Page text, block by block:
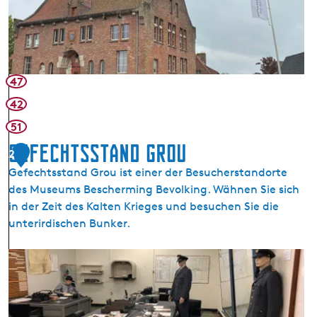
e
u
m
H
e
r
t
f
a
n
F
r
y
s
l
â
n
47
42
51
2
Gefechtsstand Grou
Gefechtsstand Grou ist einer der Besucherstandorte
des Museums Bescherming Bevolking. Wähnen Sie sich
in der Zeit des Kalten Krieges und besuchen Sie die
unterirdischen Bunker.
G
e
f
e